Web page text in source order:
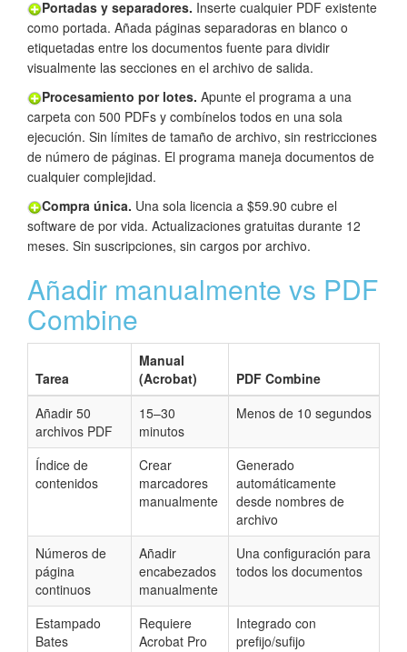
Portadas y separadores. Inserte cualquier PDF existente
como portada. Añada páginas separadoras en blanco o
etiquetadas entre los documentos fuente para dividir
visualmente las secciones en el archivo de salida.
Procesamiento por lotes. Apunte el programa a una
carpeta con 500 PDFs y combínelos todos en una sola
ejecución. Sin límites de tamaño de archivo, sin restricciones
de número de páginas. El programa maneja documentos de
cualquier complejidad.
Compra única. Una sola licencia a $59.90 cubre el
software de por vida. Actualizaciones gratuitas durante 12
meses. Sin suscripciones, sin cargos por archivo.
Añadir manualmente vs PDF
Combine
Tarea
Manual
(Acrobat)
PDF Combine
Añadir 50
archivos PDF
15–30
minutos
Menos de 10 segundos
Índice de
contenidos
Crear
marcadores
manualmente
Generado
automáticamente
desde nombres de
archivo
Números de
página
continuos
Añadir
encabezados
manualmente
Una configuración para
todos los documentos
Estampado
Bates
Requiere
Acrobat Pro
Integrado con
prefijo/sufijo